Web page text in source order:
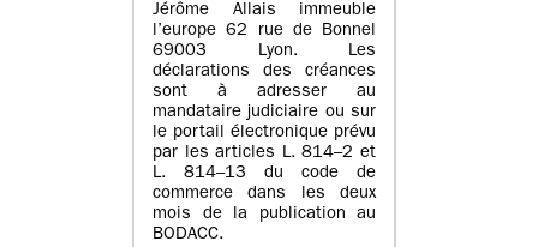
Jérôme Allais immeuble
l’europe 62 rue de Bonnel
69003 Lyon. Les
déclarations des créances
sont à adresser au
mandataire judiciaire ou sur
le portail électronique prévu
par les articles L. 814–2 et
L. 814–13 du code de
commerce dans les deux
mois de la publication au
BODACC.